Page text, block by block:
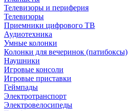
Телевизоры и периферия
Телевизоры
Приемники цифрового ТВ
Аудиотехника
Умные колонки
Колонки для вечеринок (патибоксы)
Наушники
Игровые консоли
Игровые приставки
Геймпады
Электротранспорт
Электровелосипеды